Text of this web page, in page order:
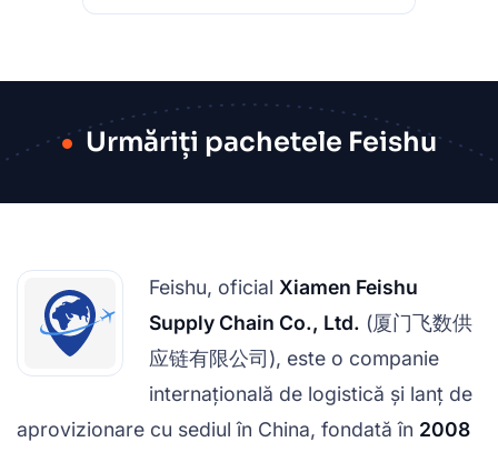
Urmăriți pachetele Feishu
Feishu, oficial Xiamen Feishu
Supply Chain Co., Ltd. (厦门飞数供
应链有限公司), este o companie
internațională de logistică și lanț de
aprovizionare cu sediul în China, fondată în 2008